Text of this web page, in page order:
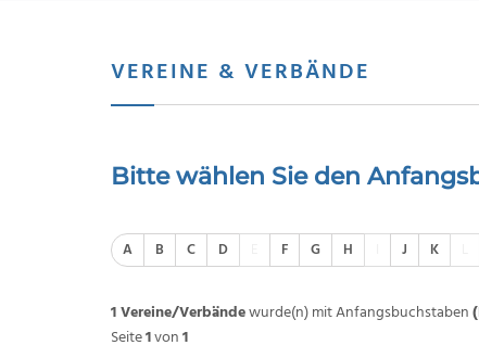
VEREINE & VERBÄNDE
Bitte wählen Sie den
A B C D F G H J K
1 Vereine/Verbändewurde(n) mit Anfangsbuchstaben
Seite1von1